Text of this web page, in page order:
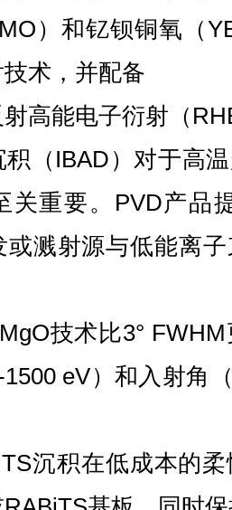
）和钇钡铜氧（
术，并配备
高能电子衍射（
（IBAD）对于高
关重要。PVD产品
或溅射源与低能离
技术比3°
eV）和入射角
沉积在低成本的